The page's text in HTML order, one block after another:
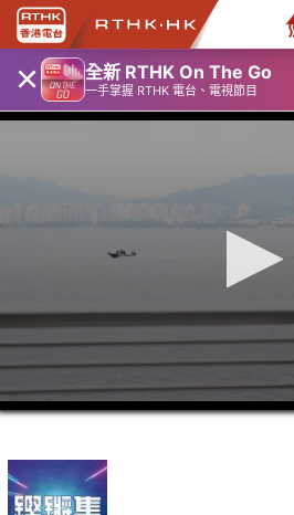
× 全新 RTHK On The Go
一手掌握 RTHK 電台、電視節目
0
seconds
minutes,
6
seconds